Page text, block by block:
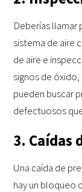
Deberías
sistema de aire
de aire e
signos de
pueden buscar
defectuosos
3. Caídas
Una caída de
hay un bloqueo